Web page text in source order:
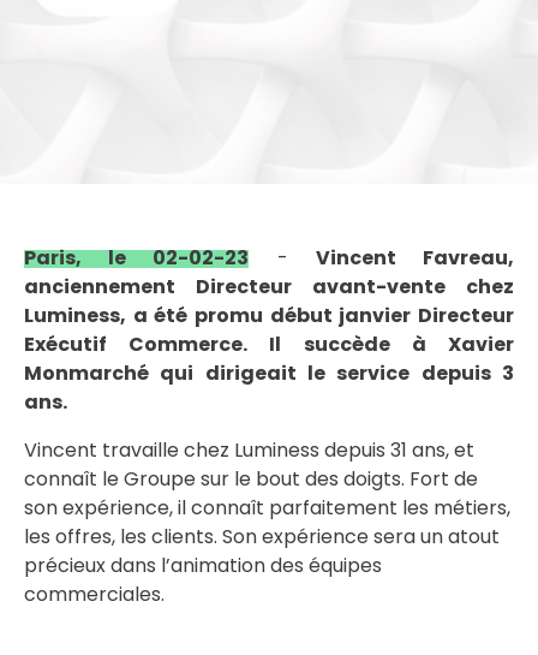
Paris, le 02-02-23 - Vincent Favreau,
anciennement Directeur avant-vente chez
Luminess, a été promu début janvier Directeur
Exécutif Commerce. Il succède à Xavier
Monmarché qui dirigeait le service depuis 3
ans.
Vincent travaille chez Luminess depuis 31 ans, et
connaît le Groupe sur le bout des doigts. Fort de
son expérience, il connaît parfaitement les métiers,
les offres, les clients. Son expérience sera un atout
précieux dans l’animation des équipes
commerciales.